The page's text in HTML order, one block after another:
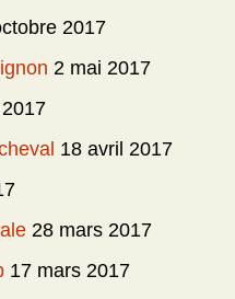
2017
2 mai 2017
18 avril 2017
28 mars 2017
17 mars 2017